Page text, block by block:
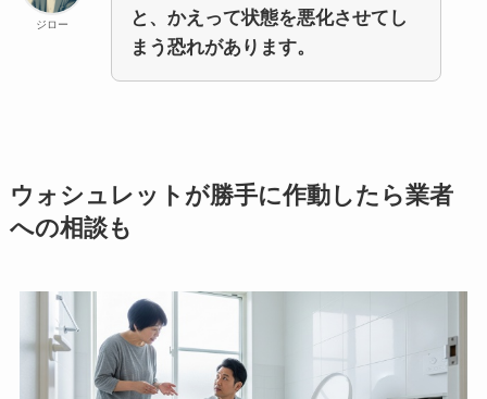
ジロー
と、かえって状態を悪化させてし
まう恐れがあります。
ウォシュレットが勝手に作動したら業者
への相談も